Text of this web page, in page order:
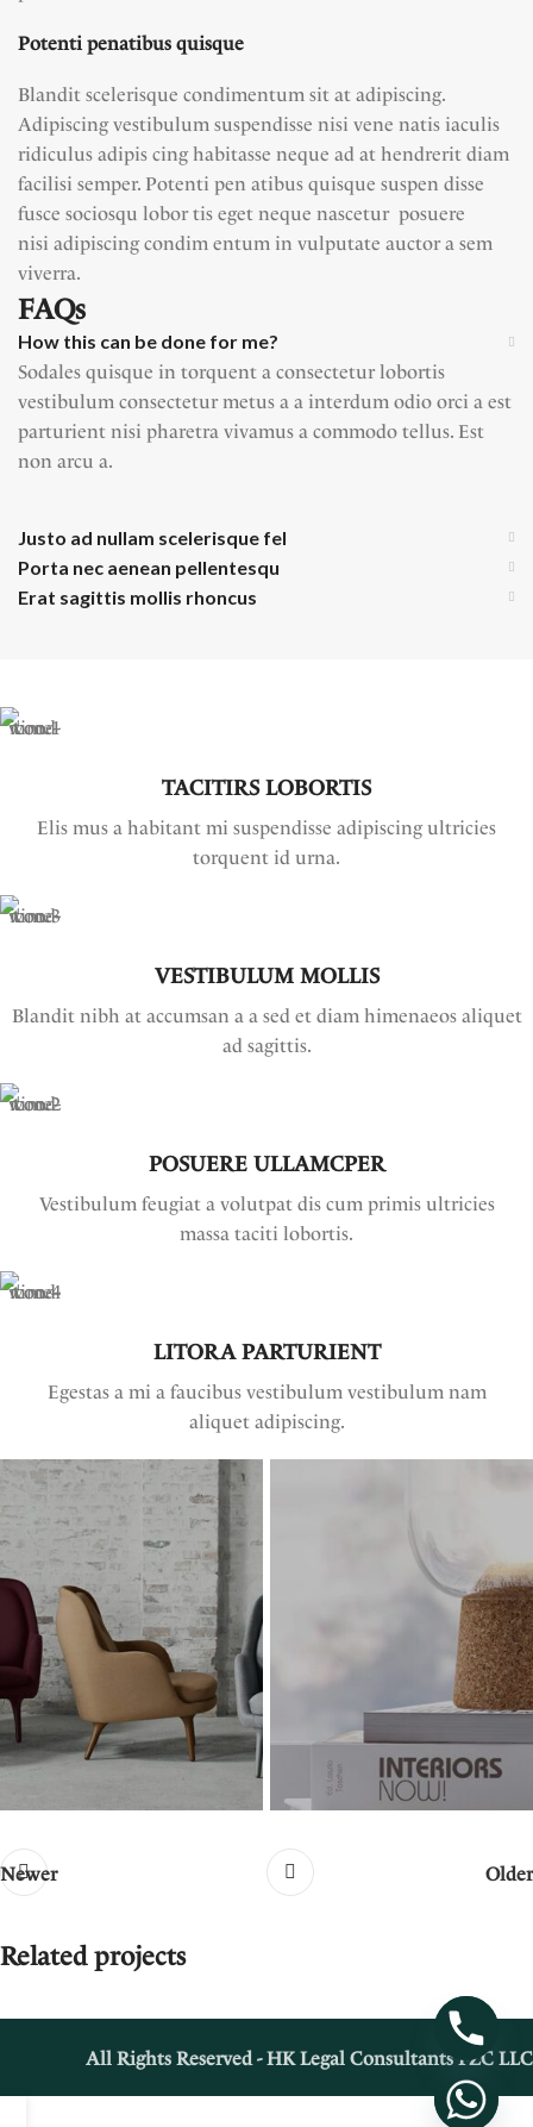
Potenti penatibus quisque
Blandit scelerisque condimentum sit at adipiscing.
Adipiscing vestibulum suspendisse nisi vene natis iaculis
ridiculus adipis cing habitasse neque ad at hendrerit diam
facilisi semper. Potenti pen atibus quisque suspen disse
fusce sociosqu lobor tis eget neque nascetur posuere
nisi adipiscing condim entum in vulputate auctor a sem
viverra.
FAQs
How this can be done for me?
Sodales quisque in torquent a consectetur lobortis
vestibulum consectetur metus a a interdum odio orci a est
parturient nisi pharetra vivamus a commodo tellus. Est
non arcu a.
Justo ad nullam scelerisque fel
Porta nec aenean pellentesqu
Erat sagittis mollis rhoncus
TACITIRS LOBORTIS
Elis mus a habitant mi suspendisse adipiscing ultricies
torquent id urna.
VESTIBULUM MOLLIS
Blandit nibh at accumsan a a sed et diam himenaeos aliquet
ad sagittis.
POSUERE ULLAMCPER
Vestibulum feugiat a volutpat dis cum primis ultricies
massa taciti lobortis.
LITORA PARTURIENT
Egestas a mi a faucibus vestibulum vestibulum nam
aliquet adipiscing.
Newer Older
Related projects
All Rights Reserved - HK Legal Consultants FZC LLC